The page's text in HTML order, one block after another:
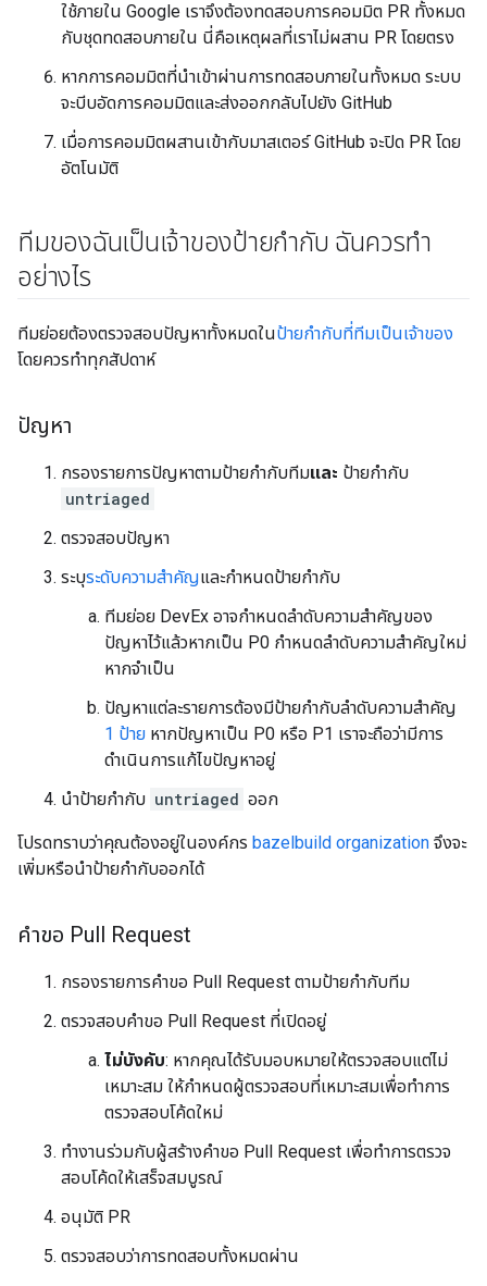
ใช้ภายใน Google เราจึงต้องทดสอบการคอมมิต PR ทั้งหมด
กับชุดทดสอบภายใน นี่คือเหตุผลที่เราไม่ผสาน PR โดยตรง
หากการคอมมิตที่นำเข้าผ่านการทดสอบภายในทั้งหมด ระบบ
จะบีบอัดการคอมมิตและส่งออกกลับไปยัง GitHub
เมื่อการคอมมิตผสานเข้ากับมาสเตอร์ GitHub จะปิด PR โดย
อัตโนมัติ
ทีมของฉันเป็นเจ้าของป้ายกำกับ ฉันควรทำ
อย่างไร
ทีมย่อยต้องตรวจสอบปัญหาทั้งหมดในป้ายกำกับที่ทีมเป็นเจ้าของ
โดยควรทำทุกสัปดาห์
ปัญหา
กรองรายการปัญหาตามป้ายกำกับทีมและ ป้ายกำกับ
untriaged
ตรวจสอบปัญหา
ระบุระดับความสำคัญและกำหนดป้ายกำกับ
ทีมย่อย DevEx อาจกำหนดลำดับความสำคัญของ
ปัญหาไว้แล้วหากเป็น P0 กำหนดลำดับความสำคัญใหม่
หากจำเป็น
ปัญหาแต่ละรายการต้องมีป้ายกำกับลำดับความสำคัญ
1 ป้าย หากปัญหาเป็น P0 หรือ P1 เราจะถือว่ามีการ
ดำเนินการแก้ไขปัญหาอยู่
นำป้ายกำกับ untriaged ออก
โปรดทราบว่าคุณต้องอยู่ในองค์กร bazelbuild organization จึงจะ
เพิ่มหรือนำป้ายกำกับออกได้
คำขอ Pull Request
กรองรายการคำขอ Pull Request ตามป้ายกำกับทีม
ตรวจสอบคำขอ Pull Request ที่เปิดอยู่
ไม่บังคับ: หากคุณได้รับมอบหมายให้ตรวจสอบแต่ไม่
เหมาะสม ให้กำหนดผู้ตรวจสอบที่เหมาะสมเพื่อทำการ
ตรวจสอบโค้ดใหม่
ทำงานร่วมกับผู้สร้างคำขอ Pull Request เพื่อทำการตรวจ
สอบโค้ดให้เสร็จสมบูรณ์
อนุมัติ PR
ตรวจสอบว่าการทดสอบทั้งหมดผ่าน